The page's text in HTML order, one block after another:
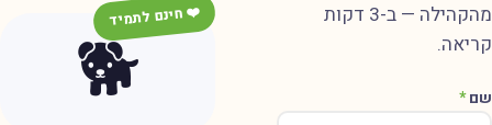
מהקהילה — ב-3 דקות
*
🐕
❤️ חינם לתמיד